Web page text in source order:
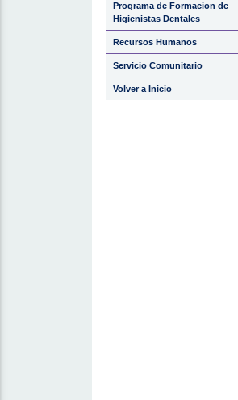
Programa de Formacion de
Higienistas Dentales
Recursos Humanos
Servicio Comunitario
Volver a Inicio